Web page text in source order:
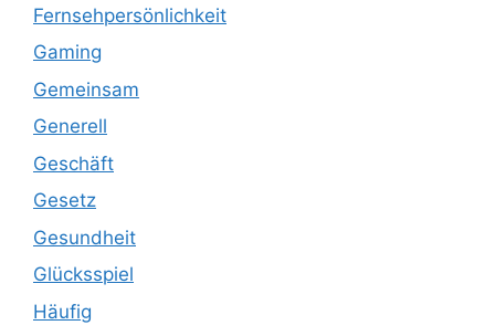
Fernsehpersönlichkeit
Gaming
Gemeinsam
Generell
Geschäft
Gesetz
Gesundheit
Glücksspiel
Häufig